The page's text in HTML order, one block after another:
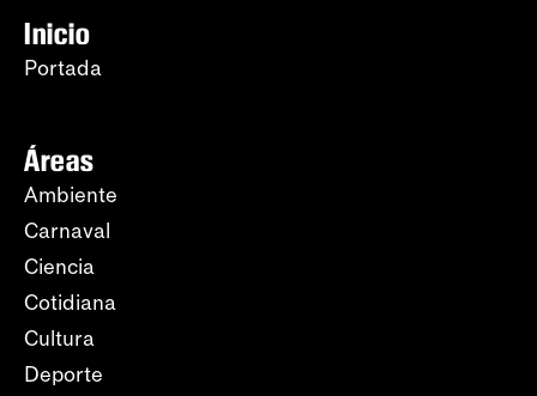
Inicio
Portada
Áreas
Ambiente
Carnaval
Ciencia
Cotidiana
Cultura
Deporte